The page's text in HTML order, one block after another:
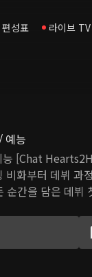
편성표 라이브 TV
예능
능 [Chat
비화부터 데뷔 과
순간을 담은 데뷔